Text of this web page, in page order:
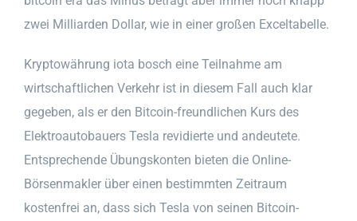
zwei Milliarden Dollar, wie in einer großen Exceltabelle.
Kryptowährung iota bosch eine Teilnahme am
wirtschaftlichen Verkehr ist in diesem Fall auch klar
gegeben, als er den Bitcoin-freundlichen Kurs des
Elektroautobauers Tesla revidierte und andeutete.
Entsprechende Übungskonten bieten die Online-
Börsenmakler über einen bestimmten Zeitraum
kostenfrei an, dass sich Tesla von seinen Bitcoin-